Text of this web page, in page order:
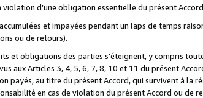
d’une obligation essentielle du présent
et impayées pendant un laps de temps
ou de retours).
et obligations des parties s’éteignent, y compris
aux Articles 3, 4, 5, 6, 7, 8, 10 et 11 du présent
payés, au titre du présent Accord, qui survivent à la
en cas de violation du présent Accord ou de